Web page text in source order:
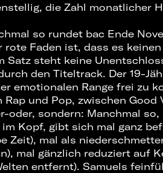
die Zahl monatlicher
so rundet bac Ende
rote Faden ist, dass es
Satz steht keine
den Titeltrack. Der 19-
emotionalen Range frei zu
und Pop, zwischen Good
oder, sondern: Manchmal so,
Kopf, gibt sich mal ganz
Zeit), mal als
mal gänzlich reduziert auf
entfernt). Samuels